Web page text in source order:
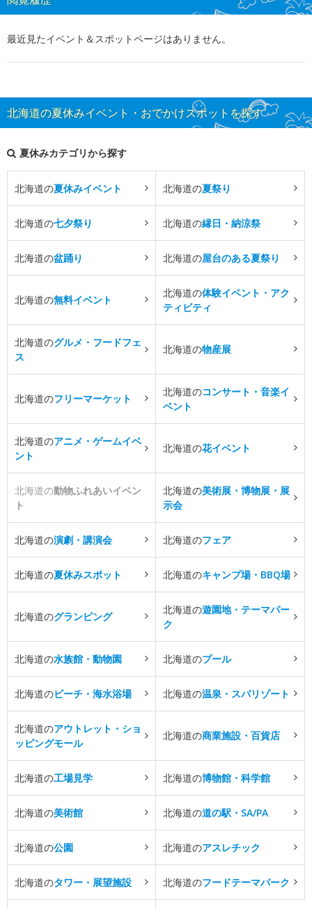
最近見たイベント＆スポットページはありません。
北海道の夏休みイベント・おでかけスポットを探す
夏休みカテゴリから探す
北海道の夏休みイベント 北海道の夏祭り
北海道の七夕祭り 北海道の縁日・納涼祭
北海道の盆踊り 北海道の屋台のある夏祭り
北海道の無料イベント
北海道の体験イベント・アク
ティビティ
北海道のグルメ・フードフェ
ス
北海道の物産展
北海道のフリーマーケット
北海道のコンサート・音楽イ
ベント
北海道のアニメ・ゲームイベ
ント
北海道の花イベント
北海道の動物ふれあいイベン
ト
北海道の美術展・博物展・展
示会
北海道の演劇・講演会 北海道のフェア
北海道の夏休みスポット 北海道のキャンプ場・BBQ場
北海道のグランピング
北海道の遊園地・テーマパー
ク
北海道の水族館・動物園 北海道のプール
北海道のビーチ・海水浴場 北海道の温泉・スパリゾート
北海道のアウトレット・ショ
ッピングモール
北海道の商業施設・百貨店
北海道の工場見学 北海道の博物館・科学館
北海道の美術館 北海道の道の駅・SA/PA
北海道の公園 北海道のアスレチック
北海道のタワー・展望施設 北海道のフードテーマパーク